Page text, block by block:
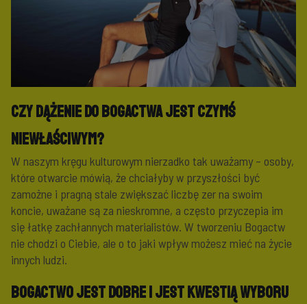
Czy dążenie do bogactwa jest czymś
niewłaściwym?
W naszym kręgu kulturowym nierzadko tak uważamy – osoby,
które otwarcie mówią, że chciałyby w przyszłości być
zamożne i pragną stale zwiększać liczbę zer na swoim
koncie, uważane są za nieskromne, a często przyczepia im
się łatkę zachłannych materialistów. W tworzeniu Bogactw
nie chodzi o Ciebie, ale o to jaki wpływ możesz mieć na życie
innych ludzi.
Bogactwo jest dobre i jest kwestią wyboru